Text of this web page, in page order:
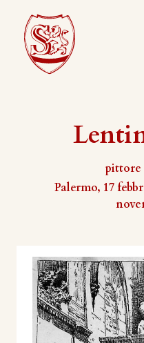
pittore
Palermo, 17